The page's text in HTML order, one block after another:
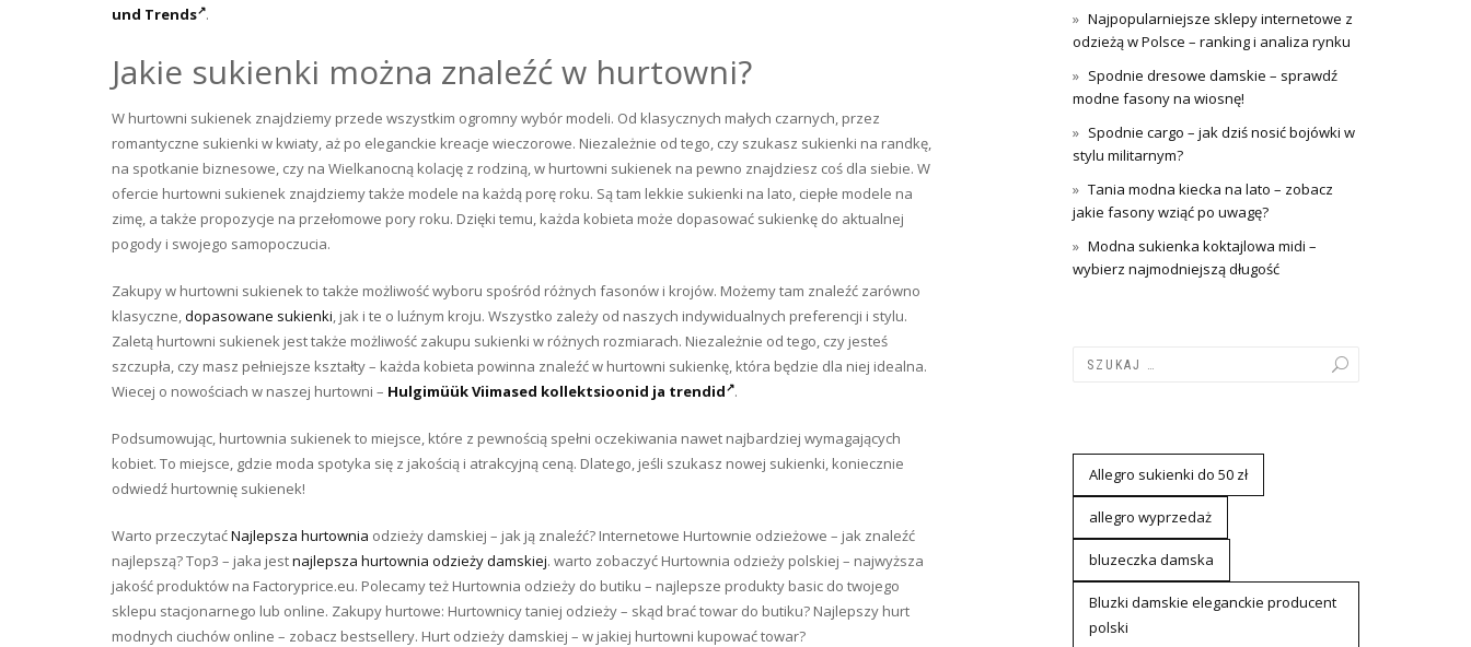
und Trends .
Jakie sukienki można znaleźć w hurtowni?
W hurtowni sukienek znajdziemy przede wszystkim ogromny wybór modeli. Od klasycznych małych czarnych, przez
romantyczne sukienki w kwiaty, aż po eleganckie kreacje wieczorowe. Niezależnie od tego, czy szukasz sukienki na randkę,
na spotkanie biznesowe, czy na Wielkanocną kolację z rodziną, w hurtowni sukienek na pewno znajdziesz coś dla siebie. W
ofercie hurtowni sukienek znajdziemy także modele na każdą porę roku. Są tam lekkie sukienki na lato, ciepłe modele na
zimę, a także propozycje na przełomowe pory roku. Dzięki temu, każda kobieta może dopasować sukienkę do aktualnej
pogody i swojego samopoczucia.
Zakupy w hurtowni sukienek to także możliwość wyboru spośród różnych fasonów i krojów. Możemy tam znaleźć zarówno
klasyczne,dopasowane sukienki, jak i te o luźnym kroju. Wszystko zależy od naszych indywidualnych preferencji i stylu.
Zaletą hurtowni sukienek jest także możliwość zakupu sukienki w różnych rozmiarach. Niezależnie od tego, czy jesteś
szczupła, czy masz pełniejsze kształty – każda kobieta powinna znaleźć w hurtowni sukienkę, która będzie dla niej idealna.
Wiecej o nowościach w naszej hurtowni – Hulgimüük Viimased kollektsioonid ja trendid .
Podsumowując, hurtownia sukienek to miejsce, które z pewnością spełni oczekiwania nawet najbardziej wymagających
kobiet. To miejsce, gdzie moda spotyka się z jakością i atrakcyjną ceną. Dlatego, jeśli szukasz nowej sukienki, koniecznie
odwiedź hurtownię sukienek!
Warto przeczytaćNajlepsza hurtownia odzieży damskiej – jak ją znaleźć? Internetowe Hurtownie odzieżowe – jak znaleźć
najlepszą? Top3 – jaka jestnajlepsza hurtownia odzieży damskiej. warto zobaczyć Hurtownia odzieży polskiej – najwyższa
jakość produktów na Factoryprice.eu. Polecamy też Hurtownia odzieży do butiku – najlepsze produkty basic do twojego
sklepu stacjonarnego lub online. Zakupy hurtowe: Hurtownicy taniej odzieży – skąd brać towar do butiku? Najlepszy hurt
modnych ciuchów online – zobacz bestsellery. Hurt odzieży damskiej – w jakiej hurtowni kupować towar?
Najpopularniejsze sklepy internetowe z
odzieżą w Polsce – ranking i analiza rynku
Spodnie dresowe damskie – sprawdź
modne fasony na wiosnę!
Spodnie cargo – jak dziś nosić bojówki w
stylu militarnym?
Tania modna kiecka na lato – zobacz
jakie fasony wziąć po uwagę?
Modna sukienka koktajlowa midi –
wybierz najmodniejszą długość
Allegro sukienki do 50 zł
allegro wyprzedaż
bluzeczka damska
Bluzki damskie eleganckie producent
polski